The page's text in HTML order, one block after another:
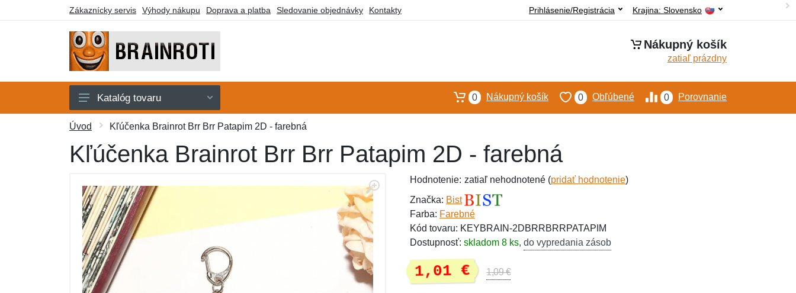
Zákaznícky servis Výhody nákupu Doprava a platba Sledovanie objednávky Kontakty Krajina: Slovensko
Prihlásenie/Registrácia
Nákupný košík
zatiaľ prázdny
Karty
Kľúčenky
Samolepky
Stavebnice
Tričká
Ďalší tovar
Výpredaj
Katalóg tovaru 0 Porovnanie
0 Obľúbené
0 Nákupný košík
Úvod Kľúčenka Brainrot Brr Brr Patapim 2D - farebná
Kľúčenka Brainrot Brr Brr Patapim 2D - farebná
Hodnotenie: zatiaľ nehodnotené (pridať hodnotenie)
Značka: Bist
Farba: Farebné
Kód tovaru: KEYBRAIN-2DBRRBRRPATAPIM
Dostupnosť: skladom 8 ks, do vypredania zásob
1,01 € 1,09 €